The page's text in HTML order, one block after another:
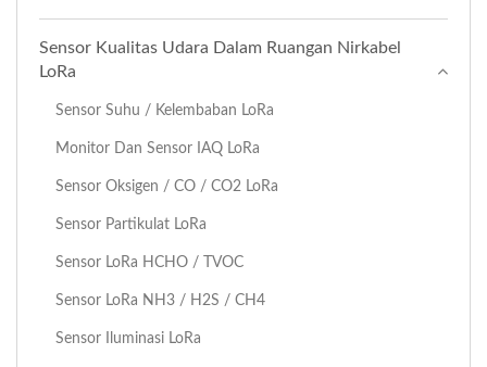
Sensor Kualitas Udara Dalam Ruangan Nirkabel
LoRa
Sensor Suhu / Kelembaban LoRa
Monitor Dan Sensor IAQ LoRa
Sensor Oksigen / CO / CO2 LoRa
Sensor Partikulat LoRa
Sensor LoRa HCHO / TVOC
Sensor LoRa NH3 / H2S / CH4
Sensor Iluminasi LoRa